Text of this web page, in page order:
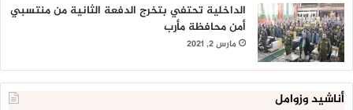
الداخلية تحتفي بتخرج الدفعة الثانية من منتسبي
أمن محافظة مأرب
مارس 2, 2021
أناشيد وزوامل